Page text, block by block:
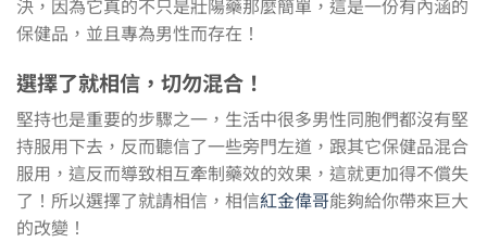
決，因為它真的不只是壯陽藥那麼簡單，這是一份有內涵的
保健品，並且專為男性而存在！
選擇了就相信，切勿混合！
堅持也是重要的步驟之一，生活中很多男性同胞們都沒有堅
持服用下去，反而聽信了一些旁門左道，跟其它保健品混合
服用，這反而導致相互牽制藥效的效果，這就更加得不償失
了！所以選擇了就請相信，相信紅金偉哥能夠給你帶來巨大
的改變！